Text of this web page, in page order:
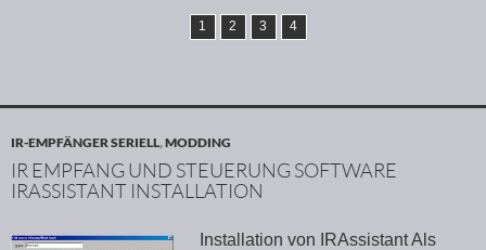
1 2 3 4
IR-EMPFÄNGER SERIELL,MODDING
IR EMPFANG UND STEUERUNG SOFTWARE
IRASSISTANT INSTALLATION
Installation von IRAssistant Als